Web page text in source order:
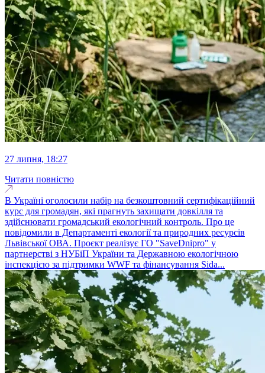
27 липня, 18:27
Читати повністю
В Україні оголосили набір на безкоштовний сертифікаційний
курс для громадян, які прагнуть захищати довкілля та
здійснювати громадський екологічний контроль. Про це
повідомили в Департаменті екології та природних ресурсів
Львівської ОВА. Проєкт реалізує ГО "SaveDnipro" у
партнерстві з НУБіП України та Державною екологічною
інспекцією за підтримки WWF та фінансування Sida...